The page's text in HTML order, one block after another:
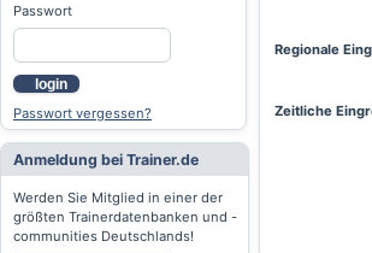
Passwort
login
Passwort vergessen?
Anmeldung bei Trainer.de
Werden Sie Mitglied in einer der
größten Trainerdatenbanken und -
communities Deutschlands!
Regionale
Zeitliche